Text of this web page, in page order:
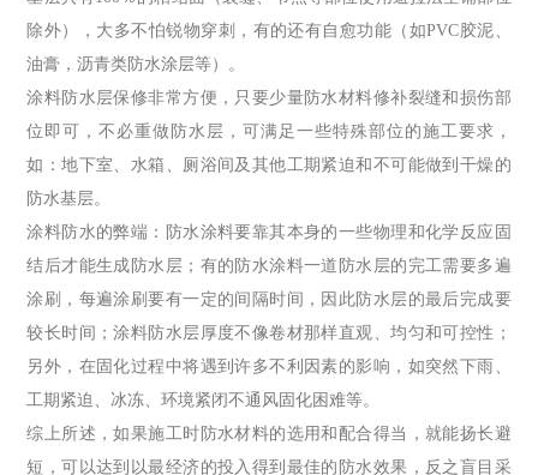
除外），大多不怕锐物穿刺，有的还有自愈功能（如PVC胶泥、
油膏，沥青类防水涂层等）。
涂料防水层保修非常方便，只要少量防水材料修补裂缝和损伤部
位即可，不必重做防水层，可满足一些特殊部位的施工要求，
如：地下室、水箱、厕浴间及其他工期紧迫和不可能做到干燥的
防水基层。
涂料防水的弊端：防水涂料要靠其本身的一些物理和化学反应固
结后才能生成防水层；有的防水涂料一道防水层的完工需要多遍
涂刷，每遍涂刷要有一定的间隔时间，因此防水层的最后完成要
较长时间；涂料防水层厚度不像卷材那样直观、均匀和可控性；
另外，在固化过程中将遇到许多不利因素的影响，如突然下雨、
工期紧迫、冰冻、环境紧闭不通风固化困难等。
综上所述，如果施工时防水材料的选用和配合得当，就能扬长避
短，可以达到以最经济的投入得到最佳的防水效果，反之盲目采